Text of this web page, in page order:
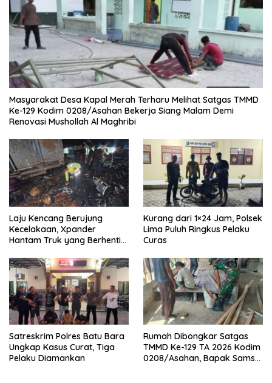
Masyarakat Desa Kapal Merah Terharu Melihat Satgas TMMD
Ke-129 Kodim 0208/Asahan Bekerja Siang Malam Demi
Renovasi Mushollah Al Maghribi
Laju Kencang Berujung
Kecelakaan, Xpander
Hantam Truk yang Berhenti
Kurang dari 1×24 Jam, Polsek
Lima Puluh Ringkus Pelaku
Curas
Satreskrim Polres Batu Bara
Ungkap Kasus Curat, Tiga
Pelaku Diamankan
Rumah Dibongkar Satgas
TMMD Ke-129 TA 2026 Kodim
0208/Asahan, Bapak Samsul